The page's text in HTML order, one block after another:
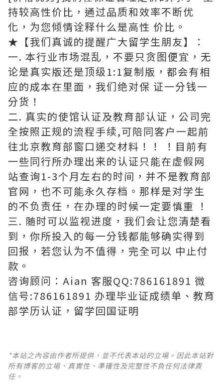
持较高性价比，通过品质和效率不断优
化，为您倾情诠释什么是高性 价比。
★【我们真诚的提醒广大留学生朋友】：
一. 本行业市场混乱，不要只贪图便宜，无
论是真实版还是顶级1:1复制版，都会有相
应的成本在里面，我们绝对保 证一分钱一
分货！
二. 真实的使馆认证及教育部认证，公司完
全按照正规的流程手续,可陪同客户一起前
往北京教育部窗口递交材料！！ ！目前有
一些同行所办理出来的认证只能在虚假网
站查询1-3个月左右的时间，并不是教育部
官网，也不可能永久存档。那样是对学生
的不负责任，在办理的时候一定要慎重 ！
三. 随时可以监视进度，我们会让您清楚看
到，你所投入的每一分钱都能够确实得到
回报，若您认为不值得，完全可以 中止付
款。
咨询顾问：Aian 客服QQ:786161891 微
信号:786161891 办理毕业证成绩单、教育
部学历认证，留学回国证明
*本站之內容由作者所提供，並不代表本站的立場。因此本站對
所有博客的立場、真實性、準確性及完整性不負任何法律責
任。